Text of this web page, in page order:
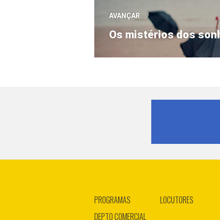
AVANÇAR
Próximo
post:
Os mistérios dos
PROGRAMAS
LOCUTORES
DEPTO COMERCIAL